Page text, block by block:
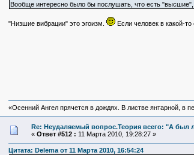
Вообще интересно было бы послушать, что есть
"Низшие вибрации" это эгоизм. Если человек в какой-то
«Осенний Ангел прячется в дождях. В листве янтарной, в
Re: Неудаляемый вопрос.Теория всего: "А был
« Ответ #512 : 11 Марта 2010, 19:28:27 »
Цитата: Delema от 11 Марта 2010, 16:54:24